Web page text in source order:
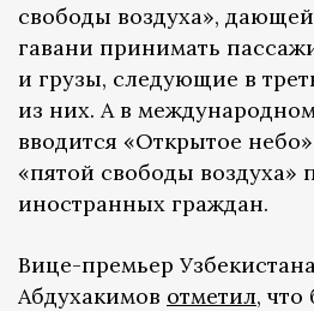
свободы воздуха»,
гавани принимать
и грузы, следующие в
из них. А в
вводится «Открытое
«пятой свободы воздуха»
иностранных граждан.
Вице-премьер
Абдухакимов отметил, что